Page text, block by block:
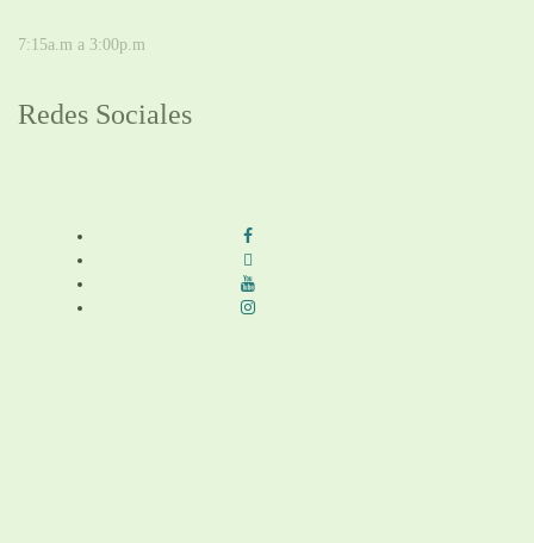
7:15a.m a 3:00p.m
Redes Sociales